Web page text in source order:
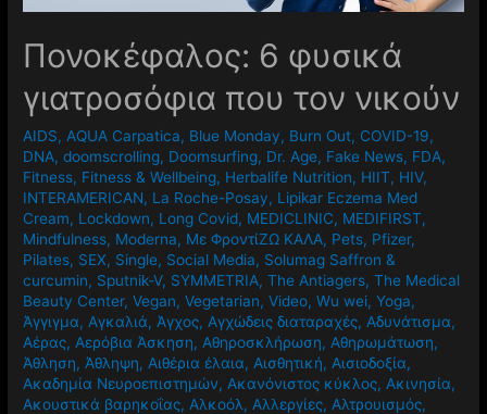
Πονοκέφαλος: 6 φυσικά
γιατροσόφια που τον νικούν
AIDS, AQUA Carpatica, Blue Monday, Burn Out, COVID-19,
DNA,doomscrolling, Doomsurfing, Dr. Age, Fake News, FDA,
Fitness, Fitness & Wellbeing, Herbalife Nutrition, HIIT, HIV,
INTERAMERICAN, La Roche-Posay, Lipikar Eczema Med
Cream, Lockdown, Long Covid, MEDICLINIC, MEDIFIRST,
Mindfulness, Moderna, Mε ΦροντίΖΩ ΚΑΛΑ, Pets, Pfizer,
Pilates, SEX, Single, Social Media, Solumag Saffron &
curcumin, Sputnik-V, SYMMETRIA,The Antiagers,The Medical
Beauty Center,Vegan,Vegetarian,Video,Wu wei,Yoga,
Άγγιγμα, Αγκαλιά, Άγχος, Αγχώδεις διαταραχές, Αδυνάτισμα,
Αέρας, Αερόβια Άσκηση, Αθηροσκλήρωση, Αθηρωμάτωση,
Άθληση, Άθληψη, Αιθέρια έλαια, Αισθητική, Αισιοδοξία,
Ακαδημία Νευροεπιστημών, Ακανόνιστος κύκλος, Ακινησία,
Ακουστικά βαρηκοΐας, Αλκοόλ, Αλλεργίες, Αλτρουισμός,